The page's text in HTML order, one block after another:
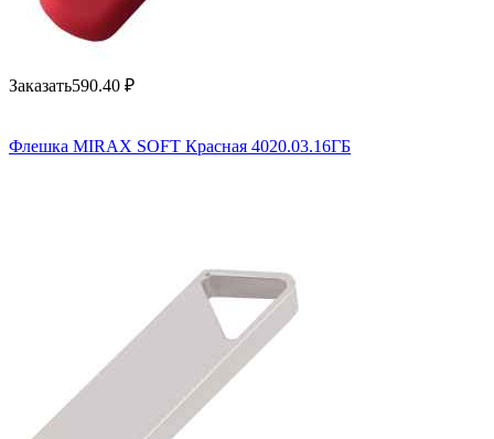
Заказать590.40 ₽
Флешка MIRAX SOFT Красная 4020.03.16ГБ